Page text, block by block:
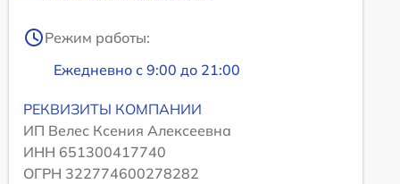
Режим работы:
Ежедневно с 9:00 до 21:00
РЕКВИЗИТЫ КОМПАНИИ
ИП Велес Ксения Алексеевна
ИНН 651300417740
ОГРН 322774600278282